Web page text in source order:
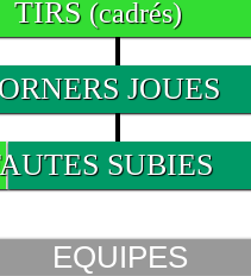
TIRS (cadrés)
JOUES
SUBIES
EQUIPES